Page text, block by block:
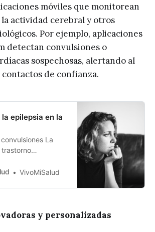
móviles que monitorean
actividad cerebral y otros
Por ejemplo, aplicaciones
detectan convulsiones o
sospechosas, alertando al
contactos de confianza.
epilepsia en la
La
trastorno
bien las
enfrentan
VivoMiSalud
y personalizadas